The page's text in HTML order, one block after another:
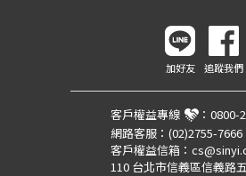
加好友 追蹤我們
客戶權益專線 ： 0800-
網路客服： (02)2755-7666
客戶權益信箱：
110 台北市信義區信義路